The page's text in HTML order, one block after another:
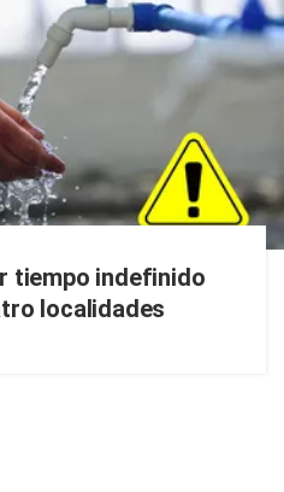
tiempo indefinido
localidades